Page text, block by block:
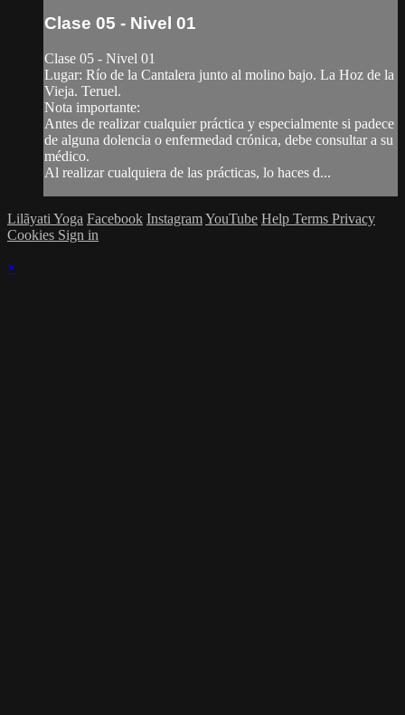
Clase 05 - Nivel 01
Clase 05 - Nivel 01
Lugar: Río de la Cantalera junto al molino bajo. La Hoz de la
Vieja. Teruel.
Nota importante:
Antes de realizar cualquier práctica y especialmente si padece
de alguna dolencia o enfermedad crónica, debe consultar a su
médico.
Al realizar cualquiera de las prácticas, lo haces d...
Lilãyati Yoga Facebook InstagramYouTube Help Terms Privacy
Cookies Sign in
×